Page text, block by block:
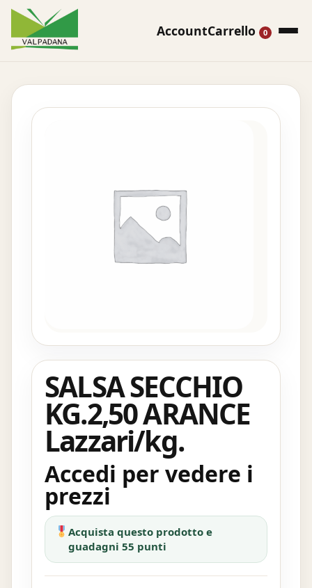
AccountCarrello 0
SALSA SECCHIO
KG.2,50 ARANCE
Lazzari/kg.
Accedi per vedere i
prezzi
Acquista questo prodotto e
guadagni 55 punti